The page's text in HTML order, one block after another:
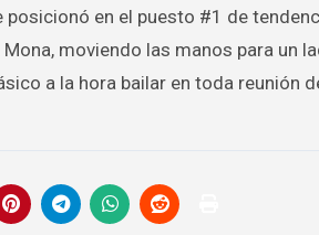
en el puesto #1 de
moviendo las manos para un
a la hora bailar en toda reunión